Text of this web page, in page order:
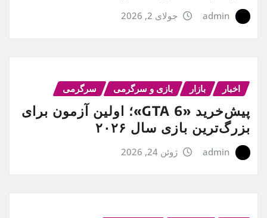
admin جولای 2, 2026
اخبار بازار بازی و سرگرمی سرگرمی
پیش‌خرید «GTA 6»؛ اولین آزمون برای
بزرگ‌ترین بازی سال ۲۰۲۶
admin ژوئن 24, 2026